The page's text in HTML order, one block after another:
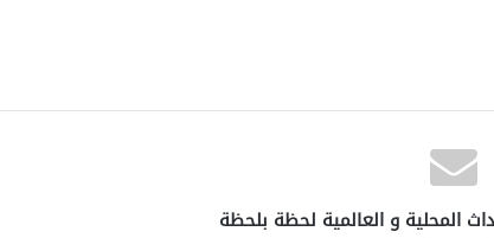
المحلية و العالمية لحظة بلحظة